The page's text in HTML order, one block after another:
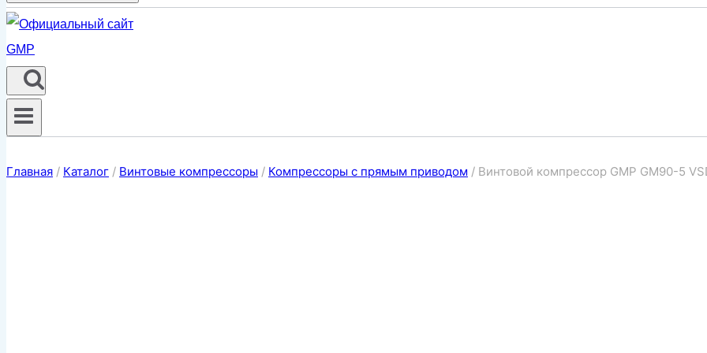
Главная / Каталог / Винтовые компрессоры / Компрессоры с прямым приводом / Винтовой компрессор GMP GM90-5